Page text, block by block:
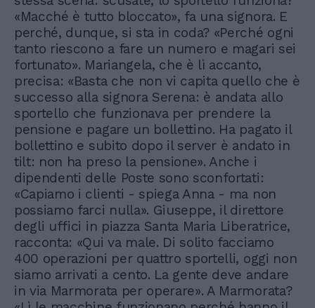
«Macché è tutto bloccato», fa una signora. E
perché, dunque, si sta in coda? «Perché ogni
tanto riescono a fare un numero e magari sei
fortunato». Mariangela, che è lì accanto,
precisa: «Basta che non vi capita quello che è
successo alla signora Serena: è andata allo
sportello che funzionava per prendere la
pensione e pagare un bollettino. Ha pagato il
bollettino e subito dopo il server è andato in
tilt: non ha preso la pensione». Anche i
dipendenti delle Poste sono sconfortati:
«Capiamo i clienti - spiega Anna - ma non
possiamo farci nulla». Giuseppe, il direttore
degli uffici in piazza Santa Maria Liberatrice,
racconta: «Qui va male. Di solito facciamo
400 operazioni per quattro sportelli, oggi non
siamo arrivati a cento. La gente deve andare
in via Marmorata per operare». A Marmorata?